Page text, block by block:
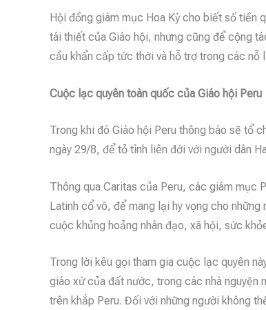
Hội đồng giám mục Hoa Kỳ cho biết số tiền
tái thiết của Giáo hội, nhưng cũng để cộng
cầu khẩn cấp tức thời và hỗ trợ trong các nỗ
Cuộc lạc quyên toàn quốc của Giáo hội Peru
Trong khi đó Giáo hội Peru thông báo sẽ tổ
ngày 29/8, để tỏ tình liên đới với người dân
Thông qua Caritas của Peru, các giám mục
Latinh cổ võ, để mang lại hy vọng cho
cuộc khủng hoảng nhân đạo, xã hội, sức
Trong lời kêu gọi tham gia cuộc lạc quyên
giáo xứ của đất nước, trong các nhà nguyện
trên khắp Peru. Đối với những người không